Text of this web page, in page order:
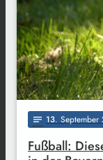
notes 13.
Fußball: